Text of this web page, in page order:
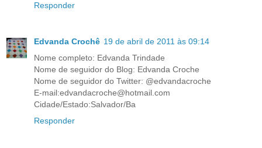
Responder
Edvanda Crochê 19 de abril de 2011 às 09:14
Nome completo: Edvanda Trindade
Nome de seguidor do Blog: Edvanda Croche
Nome de seguidor do Twitter: @edvandacroche
E-mail:edvandacroche@hotmail.com
Cidade/Estado:Salvador/Ba
Responder